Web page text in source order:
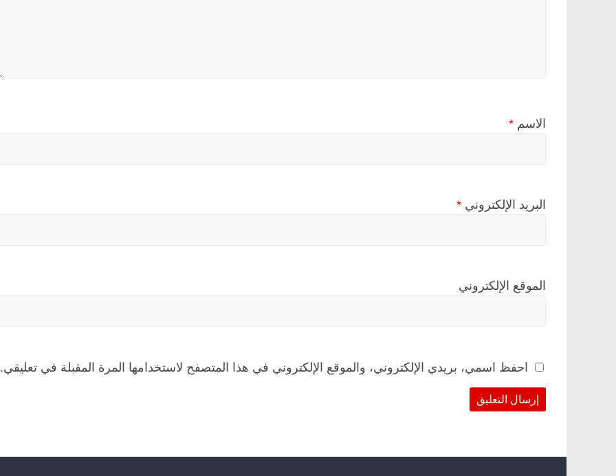
الاسم *
البريد الإلكتروني *
الموقع الإلكتروني
احفظ اسمي، بريدي الإلكتروني، والموقع الإلكتروني في هذا المتصفح لاستخدامها المرة المقبلة في تعليقي.